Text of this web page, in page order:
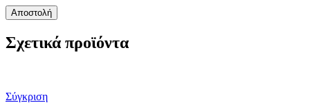
Σχετικά προϊόντα
Σύγκριση